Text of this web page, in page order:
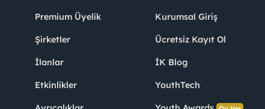
Premium Üyelik
Şirketler
İlanlar
Etkinlikler
Kurumsal Giriş
Ücretsiz Kayıt Ol
İK Blog
YouthTech